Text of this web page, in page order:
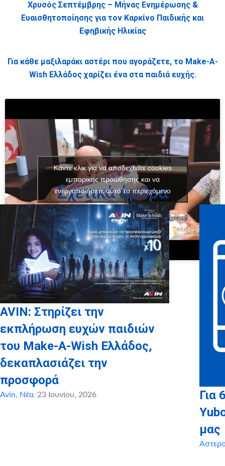
Χρυσός Σεπτέμβρης– Μήνας Ενημέρωσης &
Ευαισθητοποίησης για τον Καρκίνο Παιδικής και
Εφηβικής Ηλικίας
Για κάθε μαξιλαράκι αστέρι που αγοράζετε, το Make-A-
Wish Ελλάδος χαρίζει ένα στα παιδιά ευχής.
Κάντε κλικ για να αποδεχτείτε cookies
εμπορικής προώθησης και να
ενεργοποιήσετε αυτό το περιεχόμενο
Σχετικά άρθρα
AVIN: Στηρίζει την
εκπλήρωση ευχών παιδιών
του Make-A-Wish Ελλάδος,
δεκαπλασιάζει την
προσφορά
Avin, Νέα/23 Ιουνίου, 2026
Για
μας